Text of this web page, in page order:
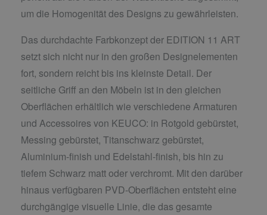
um die Homogenität des Designs zu gewährleisten.
Das durchdachte Farbkonzept der EDITION 11 ART
setzt sich nicht nur in den großen Designelementen
fort, sondern reicht bis ins kleinste Detail. Der
seitliche Griff an den Möbeln ist in den gleichen
Oberflächen erhältlich wie verschiedene Armaturen
und Accessoires von KEUCO: in Rotgold gebürstet,
Messing gebürstet, Titanschwarz gebürstet,
Aluminium-finish und Edelstahl-finish, bis hin zu
tiefem Schwarz matt oder verchromt. Mit den darüber
hinaus verfügbaren PVD-Oberflächen entsteht eine
durchgängige visuelle Linie, die das gesamte